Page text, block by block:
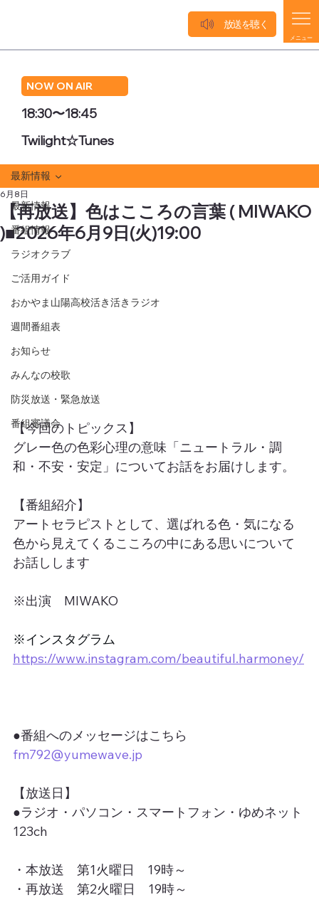
NOW ON AIR
18:30〜18:45
Twilight☆Tunes
メニュー
放送を聴く
最新情報
番組情報
ラジオクラブ
ご活用ガイド
おかやま山陽高校活き活きラジオ
週間番組表
お知らせ
みんなの校歌
防災放送・緊急放送
番組審議会
最新情報
【再放送】色はこころの言葉 ( MIWAKO
)■2026年6月9日(火)19:00
6月8日
【今回のトピックス】
グレー色の色彩心理の意味「ニュートラル・調
和・不安・安定」についてお話をお届けします。
【番組紹介】
アートセラピストとして、選ばれる色・気になる
色から見えてくるこころの中にある思いについて
お話しします
※出演　MIWAKO
※インスタグラム
https://www.instagram.com/beautiful.harmoney/
●番組へのメッセージはこちら
fm792@yumewave.jp
【放送日】
●ラジオ・パソコン・スマートフォン・ゆめネット
123ch
・本放送　第1火曜日　19時～
・再放送　第2火曜日　19時～